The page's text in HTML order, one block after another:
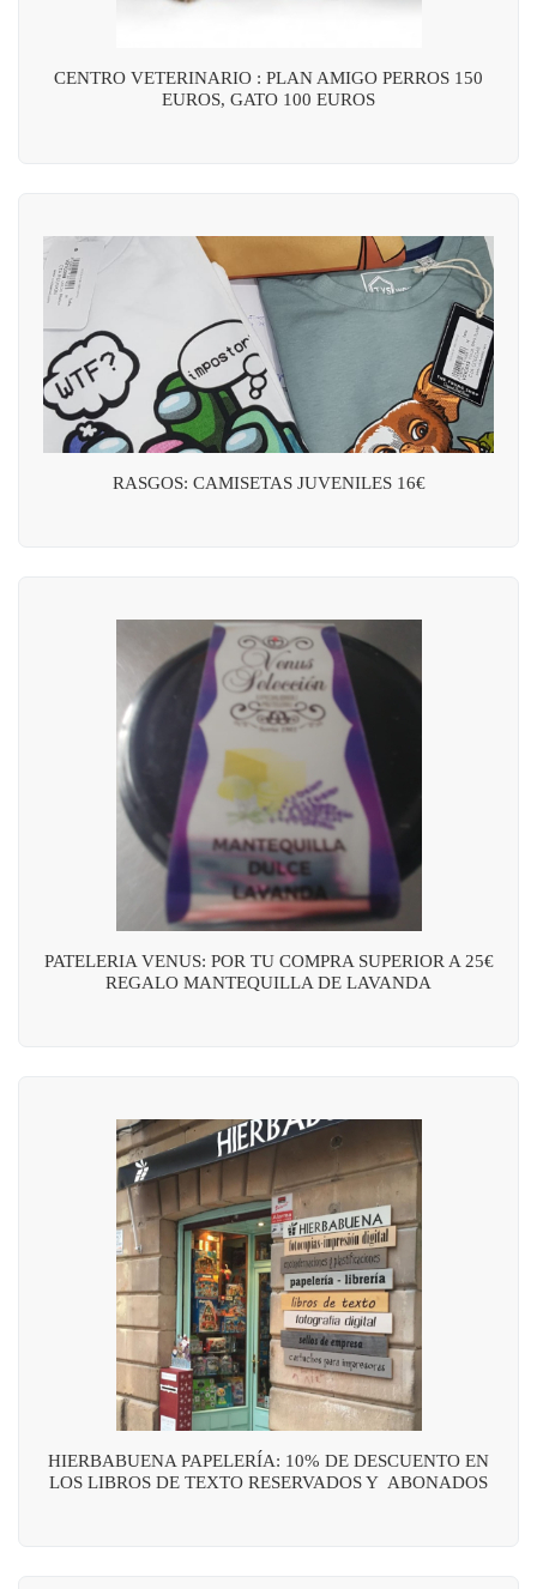
CENTRO VETERINARIO : PLAN AMIGO PERROS 150
EUROS, GATO 100 EUROS
RASGOS: CAMISETAS JUVENILES 16€
PATELERIA VENUS: POR TU COMPRA SUPERIOR A 25€
REGALO MANTEQUILLA DE LAVANDA
HIERBABUENA PAPELERÍA: 10% DE DESCUENTO EN
LOS LIBROS DE TEXTO RESERVADOS Y ABONADOS